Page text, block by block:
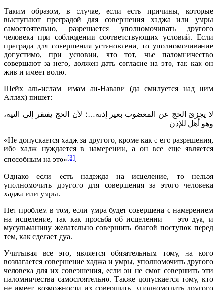
Таким образом, в случае, если есть причины, которые
выступают преградой для совершения хаджа или умры
самостоятельно, разрешается уполномочивать другого
человека при соблюдении соответствующих условий. Если
преграда для совершения установлена, то уполномочивание
допустимо, при условии, что тот, чье паломничество
совершают за него, должен дать согласие на это, так как он
жив и имеет волю.
Шейх аль-ислам, имам ан-Навави (да смилуется над ним
Аллах) пишет:
لا يجزئ الحج عن المعضوب بغير إذنه…؛ لأن الحج يفتقر إلى النية،
وهو أهل للإذن
«Не допускается хадж за другого, кроме как с его разрешения,
ибо хадж нуждается в намерении, а он все еще является
способным на это»[3].
Однако если есть надежда на исцеление, то нельзя
уполномочить другого для совершения за этого человека
хаджа или умры.
Нет проблем в том, если умра будет совершена с намерением
на исцеление, так как просьба об исцелении — это дуа, и
мусульманину желательно совершить благой поступок перед
тем, как сделает дуа.
Учитывая все это, является обязательным тому, на кого
возлагается совершение хаджа и умры, уполномочить другого
человека для их совершения, если он не смог совершить эти
паломничества самостоятельно. Также допускается тому, кто
не имеет возможности их совершить, уполномочить другого